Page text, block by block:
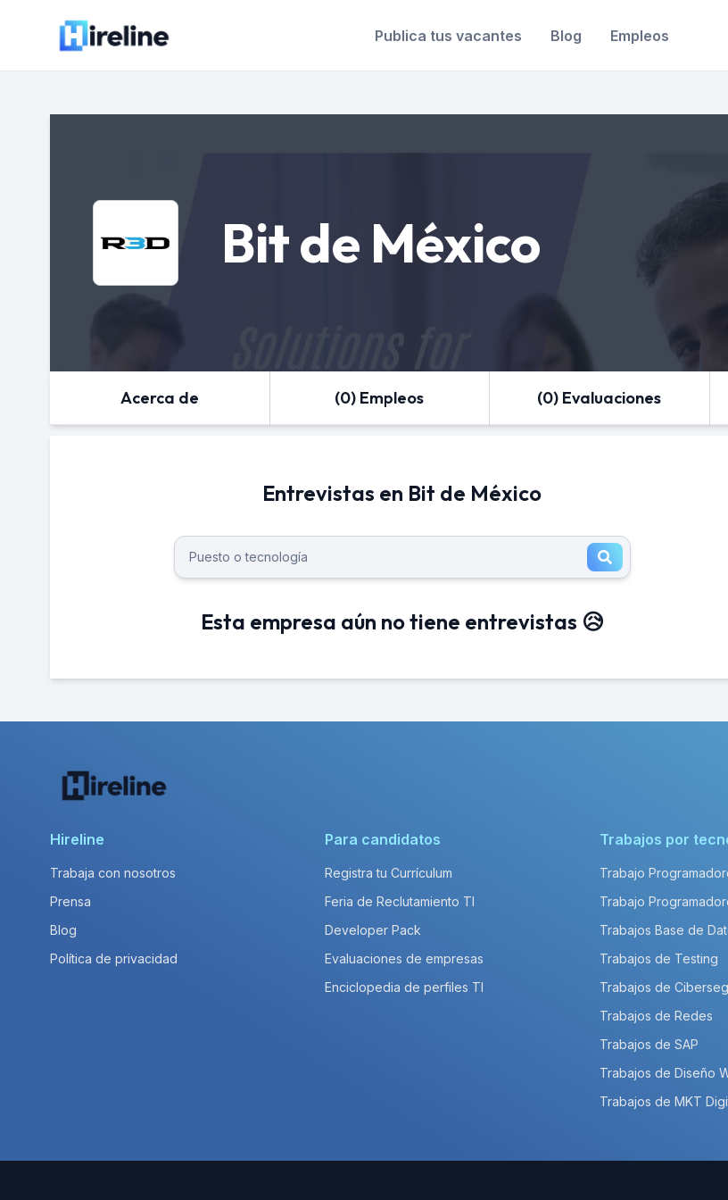
Publica tus vacantes Blog Empleos
Bit de México
Acerca de (0) Empleos (0) Evaluaciones
Entrevistas en Bit de México
Esta empresa aún no tiene entrevistas 😥
Hireline
Trabaja con nosotros
Prensa
Blog
Política de privacidad
Para candidatos
Registra tu Currículum
Feria de Reclutamiento TI
Developer Pack
Evaluaciones de empresas
Enciclopedia de perfiles TI
Trabajos por
Trabajo
Trabajo
Trabajos Base de
Trabajos de Testing
Trabajos de
Trabajos de Redes
Trabajos de SAP
Trabajos de Diseño
Trabajos de MKT